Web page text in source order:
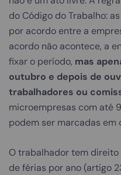
do Código do Trabalho:
por acordo entre a
acordo não acontece, a
fixar o período, mas
outubro e depois de
trabalhadores ou
microempresas com até
podem ser marcadas em
O trabalhador tem
de férias por ano (artigo